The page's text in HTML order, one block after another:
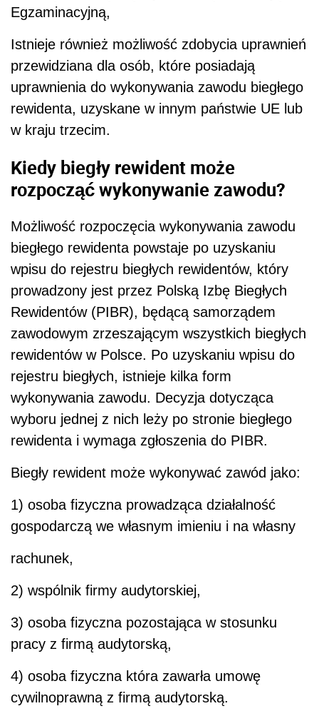
Egzaminacyjną,
Istnieje również możliwość zdobycia uprawnień
przewidziana dla osób, które posiadają
uprawnienia do wykonywania zawodu biegłego
rewidenta, uzyskane w innym państwie UE lub
w kraju trzecim.
Kiedy biegły rewident może
rozpocząć wykonywanie zawodu?
Możliwość rozpoczęcia wykonywania zawodu
biegłego rewidenta powstaje po uzyskaniu
wpisu do rejestru biegłych rewidentów, który
prowadzony jest przez Polską Izbę Biegłych
Rewidentów (PIBR), będącą samorządem
zawodowym zrzeszającym wszystkich biegłych
rewidentów w Polsce. Po uzyskaniu wpisu do
rejestru biegłych, istnieje kilka form
wykonywania zawodu. Decyzja dotycząca
wyboru jednej z nich leży po stronie biegłego
rewidenta i wymaga zgłoszenia do PIBR.
Biegły rewident może wykonywać zawód jako:
1) osoba fizyczna prowadząca działalność
gospodarczą we własnym imieniu i na własny
rachunek,
2) wspólnik firmy audytorskiej,
3) osoba fizyczna pozostająca w stosunku
pracy z firmą audytorską,
4) osoba fizyczna która zawarła umowę
cywilnoprawną z firmą audytorską.